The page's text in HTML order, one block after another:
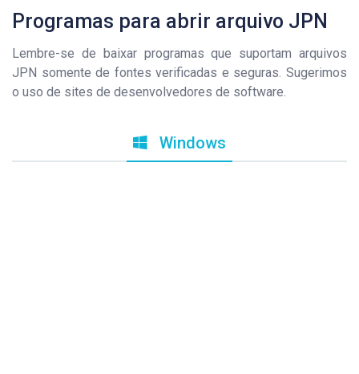
Programas para abrir arquivo JPN
Lembre-se de baixar programas que suportam arquivos
JPN somente de fontes verificadas e seguras. Sugerimos
o uso de sites de desenvolvedores de software.
Windows